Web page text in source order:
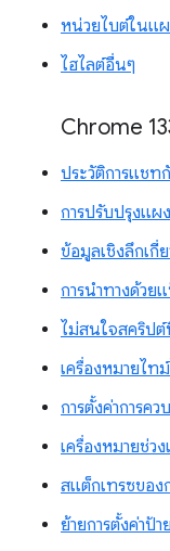
หน่วยไบต์ในแ
ไฮไลต์อื่นๆ
Chrome
ประวัติการแชท
การปรับปรุงแผ
ข้อมูลเชิงลึกเกี่
การนำทางด้ว
ไม่สนใจสคริป
เครื่องหมายไท
การตั้งค่าการค
เครื่องหมายช่ว
สแต็กเทรซของ
ย้ายการตั้งค่าป้